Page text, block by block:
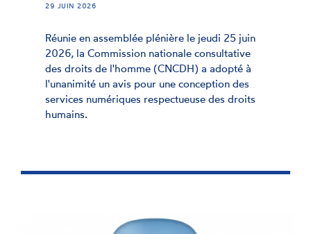
29 JUIN 2026
Réunie en assemblée plénière le jeudi 25 juin
2026, la Commission nationale consultative
des droits de l'homme (CNCDH) a adopté à
l'unanimité un avis pour une conception des
services numériques respectueuse des droits
humains.